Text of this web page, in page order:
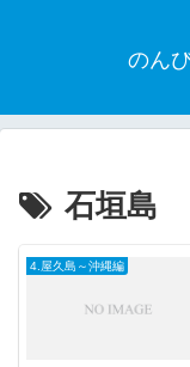
のん
石垣島
4.屋久島～沖縄編